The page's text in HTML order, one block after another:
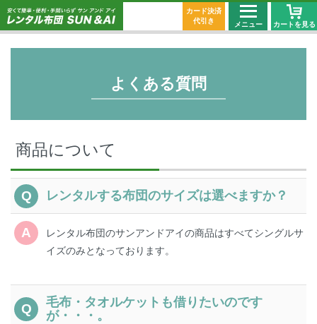
カード決済
代引き
メニュー カートを見る
よくある質問
商品について
レンタルする布団のサイズは選べますか？
レンタル布団のサンアンドアイの商品はすべてシングルサ
イズのみとなっております。
毛布・タオルケットも借りたいのです
が・・・。